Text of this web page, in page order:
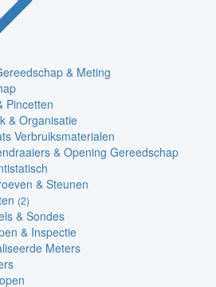
& Meting
Pincetten
& Organisatie
Verbruiksmaterialen
& Opening Gereedschap
& Steunen
(2)
& Sondes
& Inspectie
Meters